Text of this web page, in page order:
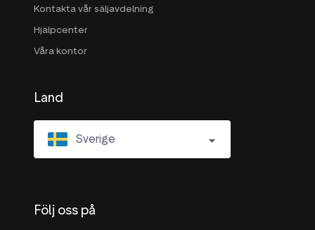
Kontakta vår säljavdelning
Hjälpcenter
Våra kontor
Land
Sverige
Följ oss på